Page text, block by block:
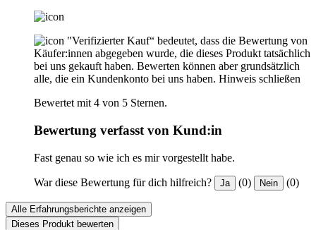
"Verifizierter Kauf“ bedeutet, dass die Bewertung von
Käufer:innen abgegeben wurde, die dieses Produkt tatsächlich
bei uns gekauft haben. Bewerten können aber grundsätzlich
alle, die ein Kundenkonto bei uns haben. Hinweis schließen
Bewertet mit 4 von 5 Sternen.
Bewertung verfasst von Kund:in
Fast genau so wie ich es mir vorgestellt habe.
War diese Bewertung für dich hilfreich? Ja (0) Nein (0)
Alle Erfahrungsberichte anzeigen
Dieses Produkt bewerten